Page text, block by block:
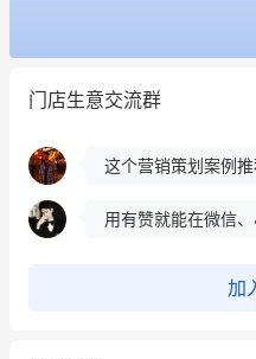
门店生意交流群
昨晚的直播课程太
冰墩墩货源充足需要
这个营销策划案例
用有赞就能在微信
加